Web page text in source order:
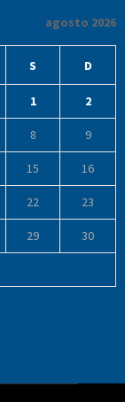
agosto 2026
S D
1 2
8 9
15 16
22 23
29 30